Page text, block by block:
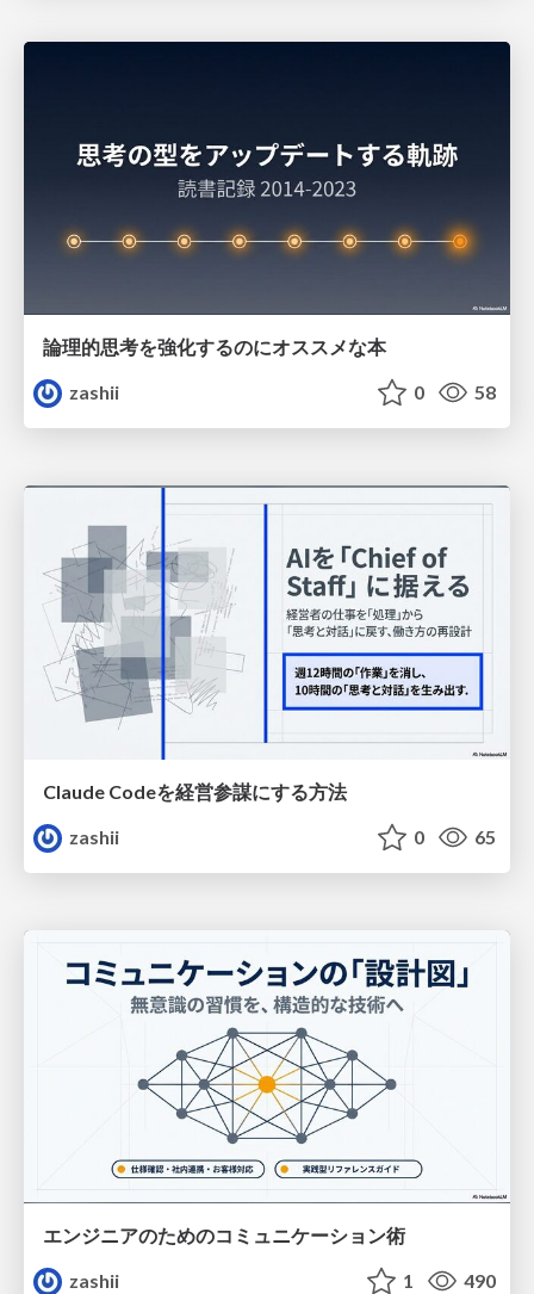
論理的思考を強化するのにオススメな本
zashii
0 58
Claude Codeを経営参謀にする方法
zashii
0 65
エンジニアのためのコミュニケーション術
zashii
1 490